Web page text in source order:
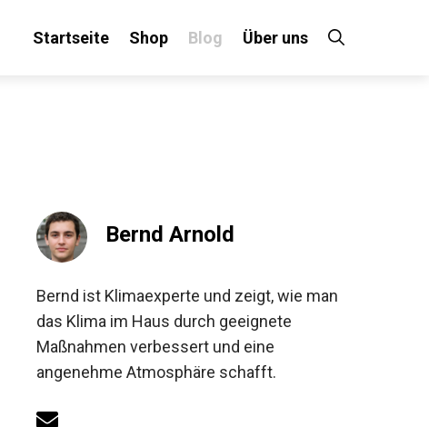
Startseite Shop Blog Über uns
Bernd Arnold
Bernd ist Klimaexperte und zeigt, wie man
das Klima im Haus durch geeignete
Maßnahmen verbessert und eine
angenehme Atmosphäre schafft.